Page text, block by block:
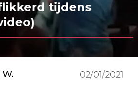
tijdens
W. 02/01/2021